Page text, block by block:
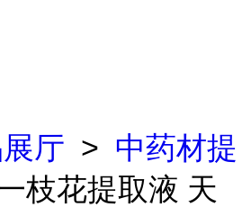
厅 > 中药材提
枝花提取液 天